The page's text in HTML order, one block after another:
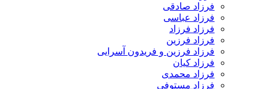
فرزاد صادقی
فرزاد عباسی
فرزاد فرزاد
فرزاد فرزین
فرزاد فرزین و فریدون آسرایی
فرزاد کیان
فرزاد محمدی
فرزاد مستوفی